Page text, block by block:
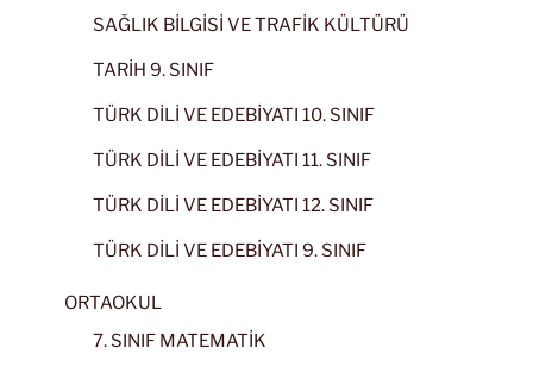
SAĞLIK BİLGİSİ VE TRAFİK KÜLTÜRÜ
TARİH 9. SINIF
TÜRK DİLİ VE EDEBİYATI 10. SINIF
TÜRK DİLİ VE EDEBİYATI 11. SINIF
TÜRK DİLİ VE EDEBİYATI 12. SINIF
TÜRK DİLİ VE EDEBİYATI 9. SINIF
ORTAOKUL
7. SINIF MATEMATİK